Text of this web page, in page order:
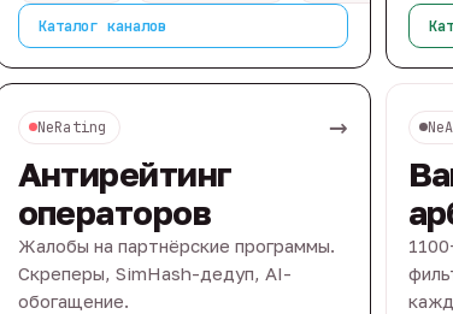
Каталог каналов
NeRating →
Антирейтинг
операторов
Жалобы на партнёрские программы.
Скреперы, SimHash-дедуп, AI-
обогащение.